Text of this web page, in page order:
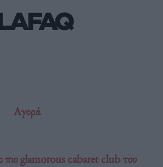
Αγορά
glamorous cabaret club του